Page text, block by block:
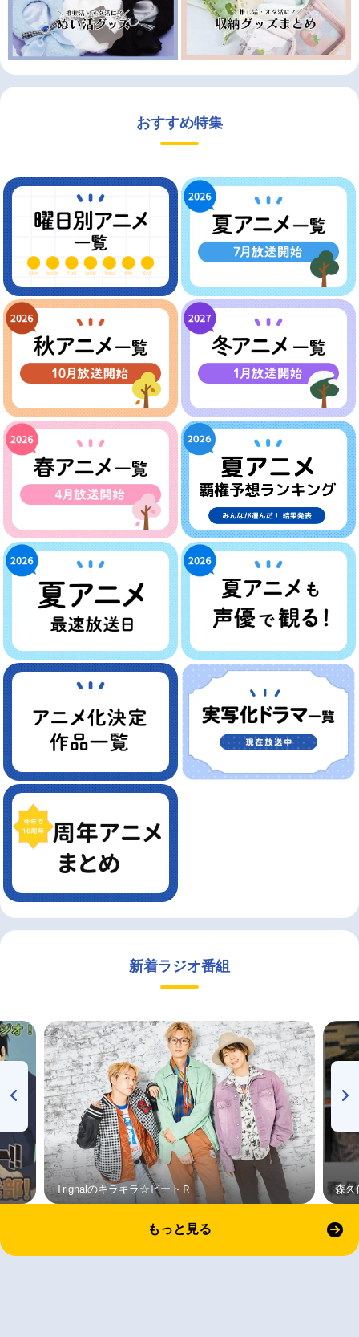
おすすめ特集
新着ラジオ番組
Trignalのキラキラ☆ビートＲ 森久
もっと見る